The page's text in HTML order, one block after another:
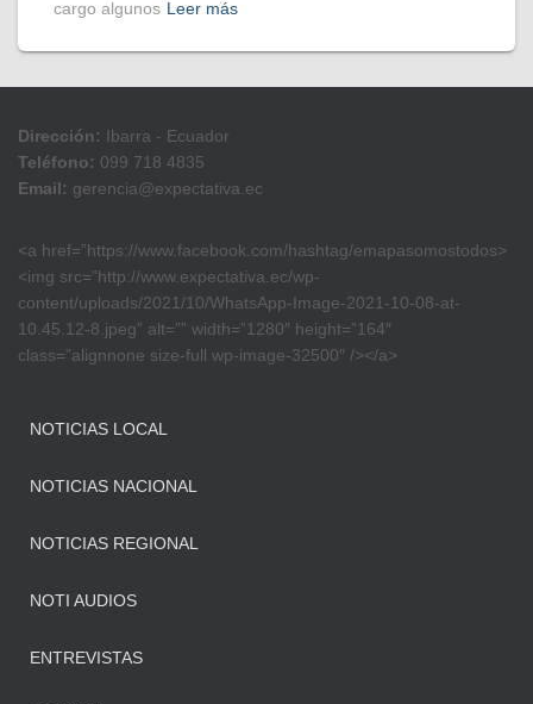
cargo algunos Leer más
Dirección: Ibarra - Ecuador
Teléfono: 099 718 4835
Email: gerencia@expectativa.ec
<a href=”https://www.facebook.com/hashtag/emapasomostodos>
<img src=”http://www.expectativa.ec/wp-
content/uploads/2021/10/WhatsApp-Image-2021-10-08-at-
10.45.12-8.jpeg” alt=”” width=”1280″ height=”164″
class=”alignnone size-full wp-image-32500″ /></a>
NOTICIAS LOCAL
NOTICIAS NACIONAL
NOTICIAS REGIONAL
NOTI AUDIOS
ENTREVISTAS